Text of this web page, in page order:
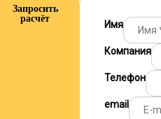
Запросить
расчёт
Имя
Компания
Телефон
email